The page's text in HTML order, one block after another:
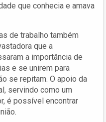
que conhecia e amava
de trabalho também
que a
a importância de
e se unirem para
se repitam. O apoio da
servindo como um
é possível encontrar